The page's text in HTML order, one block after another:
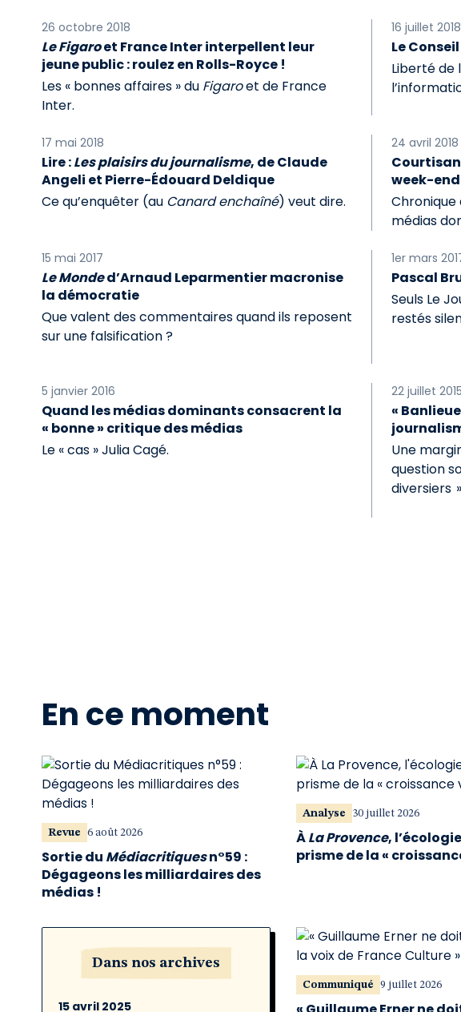
26 octobre 2018
Le Figaroet France Inter interpellent leur
jeune public : roulez en Rolls-Royce !
Les « bonnes affaires » du Figaroet de France
Inter.
16 juillet 2018
Le
Liberté de
17 mai 2018
Lire :Les plaisirs du journalisme, de Claude
Angeli et Pierre-Édouard Deldique
Ce qu’enquêter (au Canard enchaîné) veut dire.
24 avril 2018
week-
médias
15 mai 2017
Le Monded’Arnaud Leparmentier macronise
la démocratie
Que valent des commentaires quand ils reposent
sur une falsification ?
1er mars
Pascal
Seuls Le
restés
5 janvier 2016
Quand les médias dominants consacrent la
« bonne » critique des médias
Le « cas » Julia Cagé.
22 juillet 2015
«
Une
question
diversiers
En ce moment
Revue 6 août 2026
Sortie du Médiacritiquesn°59 :
Dégageons les milliardaires des
médias !
Analyse 30 juillet 2026
ÀLa Provence,
prisme de la «
Dans nos archives
15 avril 2025
Communiqué 9 juillet 2026